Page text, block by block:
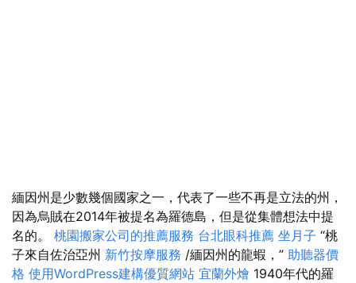
緬因州是少數幾個國家之一，代表了一些不再是立法的州，
因為烏賊在2014年被提名為羅德島，但是從集體想法中提
名的。 桃園搬家公司的推薦服務 台北眼科推薦 坐月子 “桃
子來自佐治亞州 新竹按摩服務 /緬因州的龍蝦，” 助聽器價
格 使用WordPress建構優質網站 宜蘭外燴 1940年代的羅